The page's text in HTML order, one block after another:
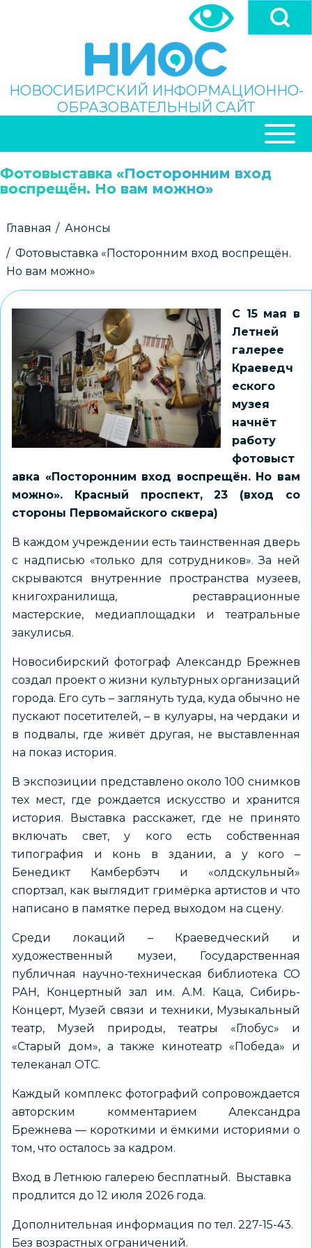
Поиск
НОВОСИБИРСКИЙ ИНФОРМАЦИОННО-
ОБРАЗОВАТЕЛЬНЫЙ САЙТ
НАВИГАЦИЯ
Фотовыставка «Посторонним вход
воспрещён. Но вам можно»
Строка
Главная
Анонсы
Фотовыставка «Посторонним вход воспрещён.
Но вам можно»
С 15 мая в
Летней
галерее
Краеведч
еского
музея
начнёт
работу
фотовыст
авка «Посторонним вход воспрещён. Но вам
можно». Красный проспект, 23 (вход со
стороны Первомайского сквера)
В каждом учреждении есть таинственная дверь
с надписью «только для сотрудников». За ней
скрываются внутренние пространства музеев,
книгохранилища, реставрационные
мастерские, медиаплощадки и театральные
закулисья.
Новосибирский фотограф Александр Брежнев
создал проект о жизни культурных организаций
города. Его суть – заглянуть туда, куда обычно не
пускают посетителей, – в кулуары, на чердаки и
в подвалы, где живёт другая, не выставленная
на показ история.
В экспозиции представлено около 100 снимков
тех мест, где рождается искусство и хранится
история. Выставка расскажет, где не принято
включать свет, у кого есть собственная
типография и конь в здании, а у кого –
Бенедикт Камбербэтч и «олдскульный»
спортзал, как выглядит гримёрка артистов и что
написано в памятке перед выходом на сцену.
Среди локаций – Краеведческий и
художественный музеи, Государственная
публичная научно-техническая библиотека СО
РАН, Концертный зал им. А.М. Каца, Сибирь-
Концерт, Музей связи и техники, Музыкальный
театр, Музей природы, театры «Глобус» и
«Старый дом», а также кинотеатр «Победа» и
телеканал ОТС.
Каждый комплекс фотографий сопровождается
авторским комментарием Александра
Брежнева — короткими и ёмкими историями о
том, что осталось за кадром.
Вход в Летнюю галерею бесплатный. Выставка
продлится до 12 июля 2026 года.
Дополнительная информация по тел. 227-15-43.
Без возрастных ограничений.